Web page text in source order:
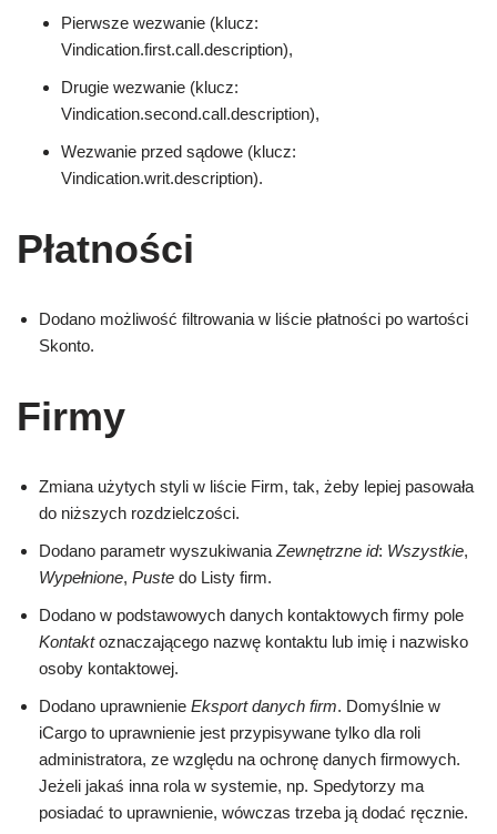
Pierwsze wezwanie (klucz:
Vindication.first.call.description),
Drugie wezwanie (klucz:
Vindication.second.call.description),
Wezwanie przed sądowe (klucz:
Vindication.writ.description).
Płatności
Dodano możliwość filtrowania w liście płatności po wartości
Skonto.
Firmy
Zmiana użytych styli w liście Firm, tak, żeby lepiej pasowała
do niższych rozdzielczości.
Dodano parametr wyszukiwaniaZewnętrzne id: Wszystkie,
Wypełnione, Puste do Listy firm.
Dodano w podstawowych danych kontaktowych firmy pole
Kontaktoznaczającego nazwę kontaktu lub imię i nazwisko
osoby kontaktowej.
Dodano uprawnienie Eksport danych firm. Domyślnie w
iCargo to uprawnienie jest przypisywane tylko dla roli
administratora, ze względu na ochronę danych firmowych.
Jeżeli jakaś inna rola w systemie, np. Spedytorzy ma
posiadać to uprawnienie, wówczas trzeba ją dodać ręcznie.